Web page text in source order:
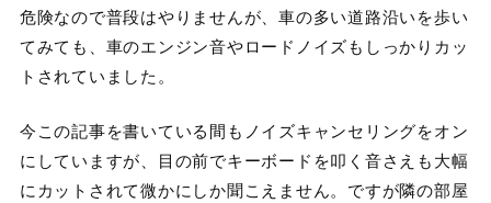
危険なので普段はやりませんが、車の多い道路沿いを歩い
てみても、車のエンジン音やロードノイズもしっかりカッ
トされていました。
今この記事を書いている間もノイズキャンセリングをオン
にしていますが、目の前でキーボードを叩く音さえも大幅
にカットされて微かにしか聞こえません。ですが隣の部屋